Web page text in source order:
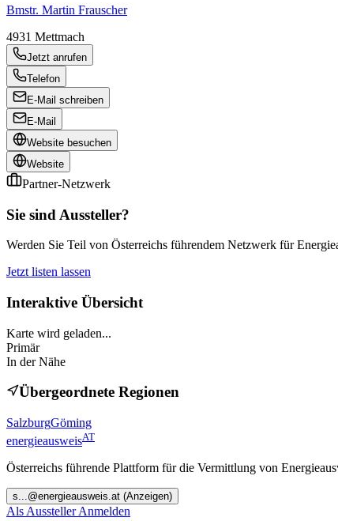
Bmstr. Martin Frauscher
4931 Mettmach
Jetzt anrufen
Telefon
E-Mail schreiben
E-Mail
Website besuchen
Website
Partner-Netzwerk
Sie sind Aussteller?
Werden Sie Teil von Österreichs führendem Netzwerk für
Jetzt listen lassen
Interaktive Übersicht
Karte wird geladen...
Primär
In der Nähe
Übergeordnete Regionen
SalzburgGöming
energieausweisAT
Österreichs führende Plattform für die Vermittlung von
s ...@energieausweis.at (Anzeigen)
Als Aussteller Anmelden